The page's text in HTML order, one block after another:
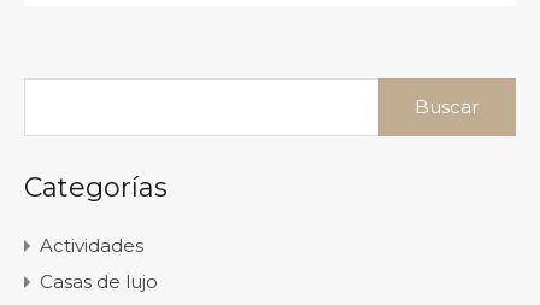
Buscar:
Categorías
Actividades
Casas de lujo